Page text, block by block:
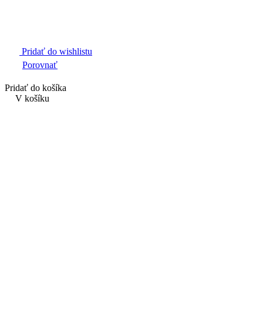
Pridať do wishlistu
Porovnať
Pridať do košíka
V košíku